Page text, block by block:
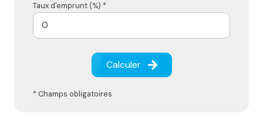
Taux d'emprunt (%) *
Calculer
* Champs obligatoires